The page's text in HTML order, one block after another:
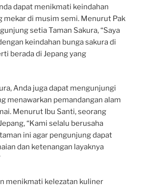
dapat menikmati keindahan
mekar di musim semi. Menurut Pak
setia Taman Sakura, “Saya
keindahan bunga sakura di
berada di Jepang yang
Anda juga dapat mengunjungi
menawarkan pemandangan alam
Menurut Ibu Santi, seorang
“Kami selalu berusaha
ini agar pengunjung dapat
dan ketenangan layaknya
menikmati kelezatan kuliner